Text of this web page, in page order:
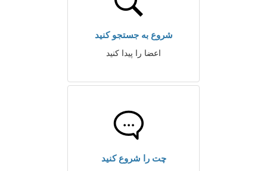
شروع به جستجو کنید
اعضا را پیدا کنید
چت را شروع کنید